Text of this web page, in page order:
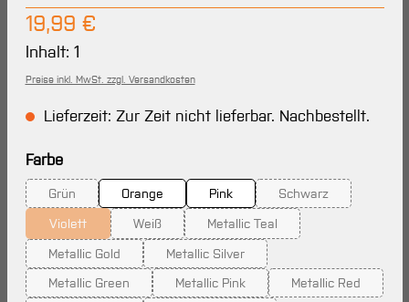
Regulärer Preis:
19,99 €
Inhalt: 1
Preise inkl. MwSt. zzgl. Versandkosten
Lieferzeit: Zur Zeit nicht lieferbar. Nachbestellt.
Farbeauswählen
Grün
(Diese Option ist zurzeit nicht verfügbar.)
Orange Pink Schwarz
(Diese Option ist
Violett
(Diese Option ist zurzeit nicht verfügbar.)
Weiß
(Diese Option ist zurzeit nicht verfügbar.)
Metallic Teal
(Diese Option ist zurzeit nicht
Metallic Gold
(Diese Option ist zurzeit nicht verfügbar.)
Metallic Silver
(Diese Option ist zurzeit nicht
Metallic Green
(Diese Option ist zurzeit nicht verfügbar.)
Metallic Pink
(Diese Option ist zurzeit nicht
Metallic Red
(Diese Option